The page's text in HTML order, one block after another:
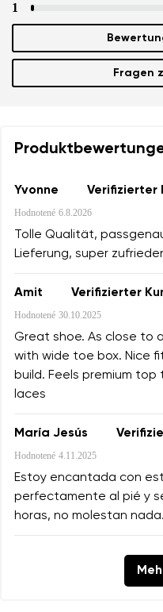
1
Fragen
Yvonne Verifizierter
Hodnotené 6.8.2026
Tolle Qualität,
Lieferung, super
Amit Verifizierter
Hodnotené 30.10.2025
Great shoe. As close to
with wide toe box. Nice
build. Feels premium
laces
María Jesús
Hodnotené 4.11.2025
Estoy encantada con
perfectamente al pié y
horas, no molestan nada.